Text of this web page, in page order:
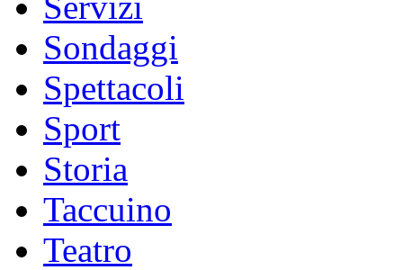
Sondaggi
Spettacoli
Sport
Storia
Taccuino
Teatro